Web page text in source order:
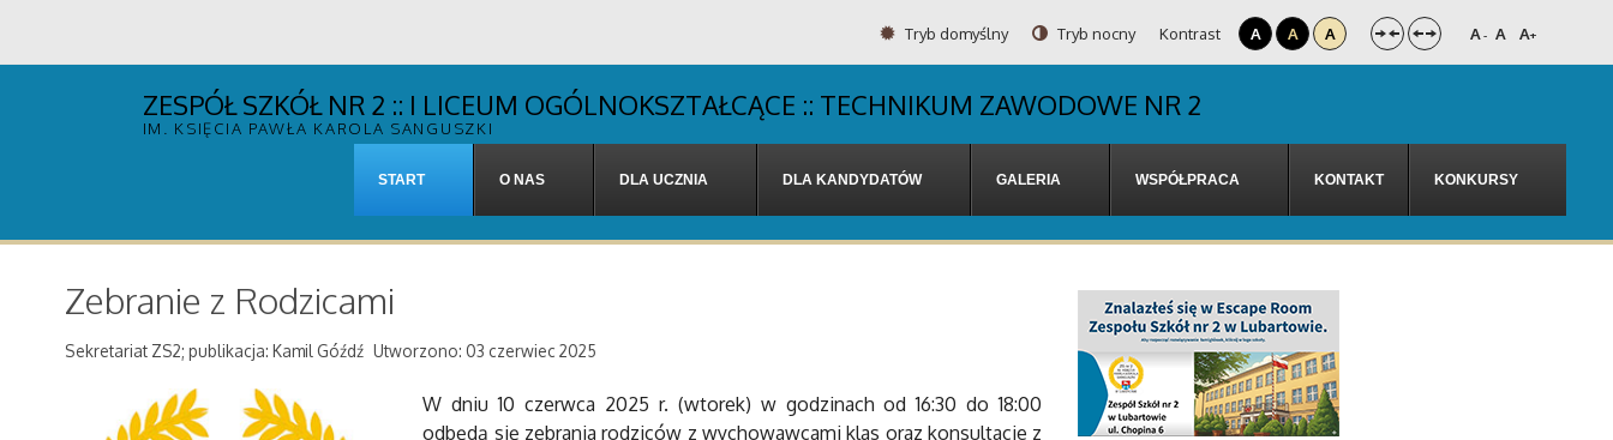
Tryb domyślny Tryb nocny Kontrast A A A A- A A+
ZESPÓŁ SZKÓŁ NR 2 :: I LICEUM OGÓLNOKSZTAŁCĄCE :: TECHNIKUM ZAWODOWE NR 2
IM. KSIĘCIA PAWŁA KAROLA SANGUSZKI
START O NAS DLA UCZNIA DLA KANDYDATÓW GALERIA WSPÓŁPRACA KONTAKT KONKURSY
Zebranie z Rodzicami
Sekretariat ZS2; publikacja: Kamil Góźdź Utworzono: 03 czerwiec 2025
W dniu 10 czerwca 2025 r. (wtorek) w godzinach od 16:30 do 18:00
odbędą się zebrania rodziców z wychowawcami klas oraz konsultacje z